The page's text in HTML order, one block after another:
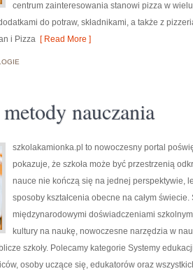
centrum zainteresowania stanowi pizza w
do potraw, składnikami, a także z
i Pizza [ Read More ]
nauczania
szkolakamionka.pl to nowoczesny portal
pokazuje, że szkoła może być przestrzenią
nauce nie kończą się na jednej perspektywie,
sposoby kształcenia obecne na całym
międzynarodowymi doświadczeniami
kultury na naukę, nowoczesne narzędzia w
szkoły. Polecamy kategorie Systemy
osoby uczące się, edukatorów oraz